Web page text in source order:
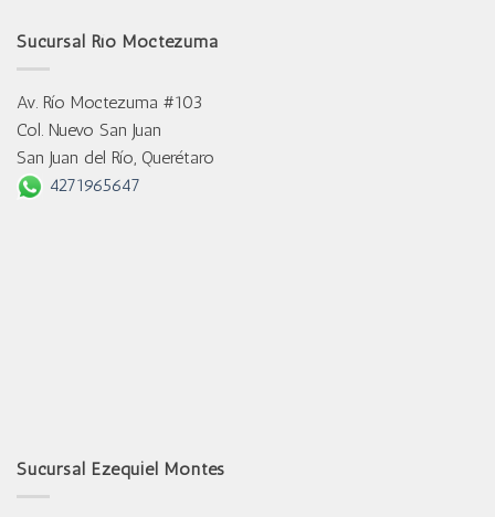
Sucursal Río Moctezuma
Av. Río Moctezuma #103
Col. Nuevo San Juan
San Juan del Río, Querétaro
4271965647
Sucursal Ezequiel Montes